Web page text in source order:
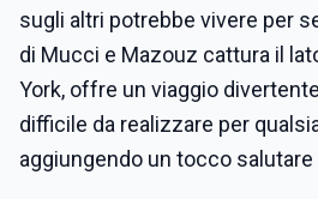
sugli altri potrebbe vivere per
di Mucci e Mazouz cattura il
York, offre un viaggio
difficile da realizzare per
aggiungendo un tocco salutare